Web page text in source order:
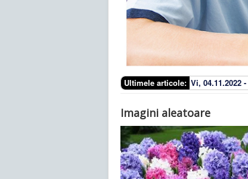
Ultimele articole: Vi, 04.11.2022 -
Imagini aleatoare